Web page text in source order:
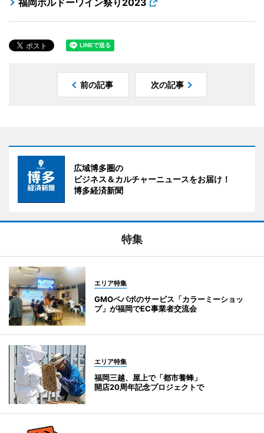
前の記事 次の記事
広域博多圏の
ビジネス＆カルチャーニュースをお届け！
博多経済新聞
特集
エリア特集
GMOペパボのサービス「カラーミーショッ
プ」が福岡でEC事業者交流会
エリア特集
福岡三越、屋上で「都市養蜂」
開店20周年記念プロジェクトで